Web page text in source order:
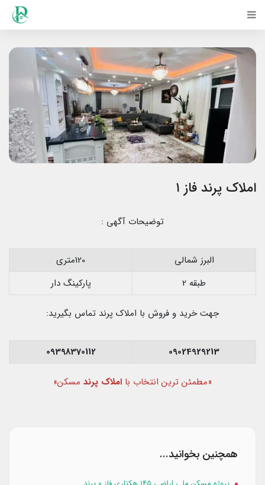
املاک پرند فاز ۱
توضیحات آگهی :
البرز شمالی
120متری
طبقه 2
پارکینگ دار
جهت خرید و فروش با املاک پرند تماس بگیرید:
09024929213
09398370112
«مطمئن ترین انتخاب بااملاک پرند مسکن»
همچنین بخوانید...